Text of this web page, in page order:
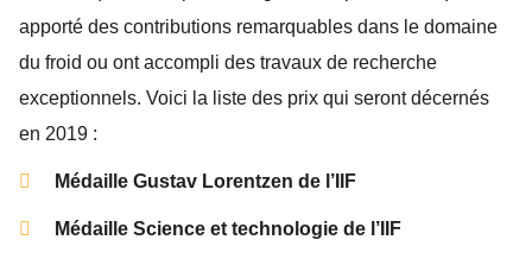
apporté des contributions remarquables dans le domaine
du froid ou ont accompli des travaux de recherche
exceptionnels. Voici la liste des prix qui seront décernés
en 2019 :
Médaille Gustav Lorentzen de l’IIF
Médaille Science et technologie de l’IIF